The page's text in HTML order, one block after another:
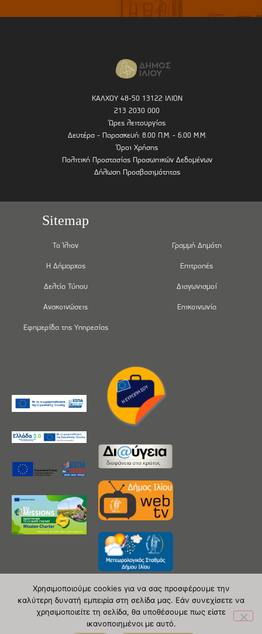
ΚΑΛΧΟΥ 48-50 13122 ΙΛΙΟΝ
213 2030 000
Ώρες λειτουργίας
Δευτέρα - Παρασκευή: 8.00 Π.Μ. - 6.00 Μ.Μ.
Όροι Χρήσης
Πολιτική Προστασίας Προσωπικών Δεδομένων
Δήλωση Προσβασιμότητας
Sitemap
Το Ίλιον
Η Δήμαρχος
Δελτία Τύπου
Ανακοινώσεις
Εφημερίδα της Υπηρεσίας
Γραμμή Δημότη
Επιτροπές
Διαγωνισμοί
Επικοινωνία
Copyright 2020 © Δήμος Ιλίου
Χρησιμοποιούμε cookies για να σας προσφέρουμε την
καλύτερη δυνατή εμπειρία στη σελίδα μας. Εάν συνεχίσετε να
χρησιμοποιείτε τη σελίδα, θα υποθέσουμε πως είστε
ικανοποιημένοι με αυτό.